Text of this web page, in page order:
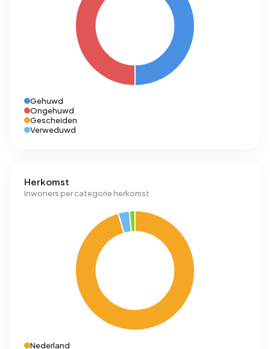
Gehuwd
Ongehuwd
Gescheiden
Verweduwd
Herkomst
Inwoners per categorie herkomst
Nederland